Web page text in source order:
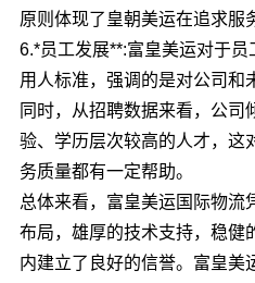
原则体现了皇朝美运在追求服
6.*员工发展**:富皇美运对于
用人标准，强调的是对公司和
同时，从招聘数据来看，公司
验、学历层次较高的人才，这
务质量都有一定帮助。
总体来看，富皇美运国际物流
布局，雄厚的技术支持，稳健
内建立了良好的信誉。富皇美